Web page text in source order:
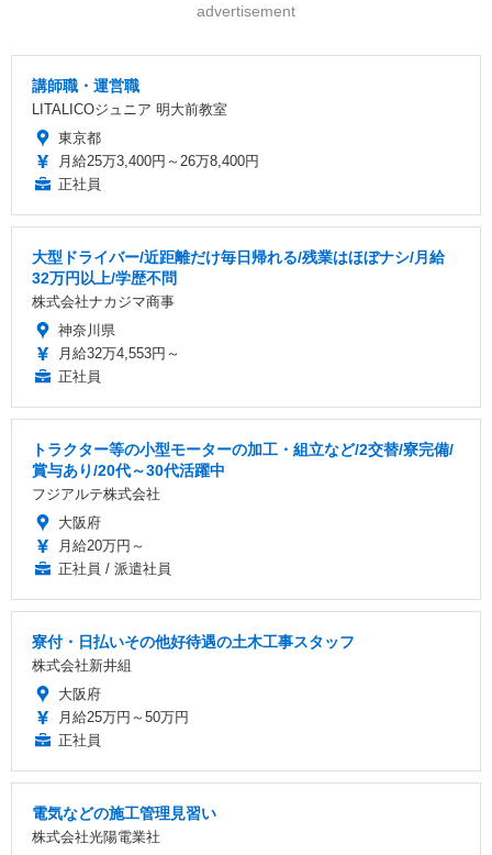
advertisement
講師職・運営職
LITALICOジュニア 明大前教室
東京都
月給25万3,400円～26万8,400円
正社員
大型ドライバー/近距離だけ毎日帰れる/残業はほぼナシ/月給
32万円以上/学歴不問
株式会社ナカジマ商事
神奈川県
月給32万4,553円～
正社員
トラクター等の小型モーターの加工・組立など/2交替/寮完備/
賞与あり/20代～30代活躍中
フジアルテ株式会社
大阪府
月給20万円～
正社員 / 派遣社員
寮付・日払いその他好待遇の土木工事スタッフ
株式会社新井組
大阪府
月給25万円～50万円
正社員
電気などの施工管理見習い
株式会社光陽電業社